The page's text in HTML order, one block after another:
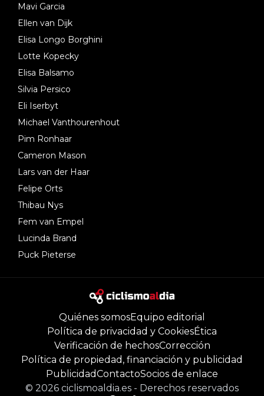
Mavi Garcia
Ellen van Dijk
Elisa Longo Borghini
Lotte Kopecky
Elisa Balsamo
Silvia Persico
Eli Iserbyt
Michael Vanthourenhout
Pim Ronhaar
Cameron Mason
Lars van der Haar
Felipe Orts
Thibau Nys
Fem van Empel
Lucinda Brand
Puck Pieterse
Quiénes somosEquipo editorial
Política de privacidad y CookiesÉtica
Verificación de hechosCorrección
Política de propiedad, financiación y publicidad
PublicidadContactoSocios de enlace
© 2026 ciclismoaldia.es - Derechos reservados